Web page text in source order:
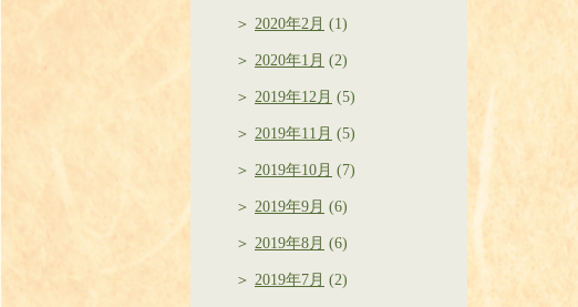
2020年2月 (1)
2020年1月 (2)
2019年12月 (5)
2019年11月 (5)
2019年10月 (7)
2019年9月 (6)
2019年8月 (6)
2019年7月 (2)